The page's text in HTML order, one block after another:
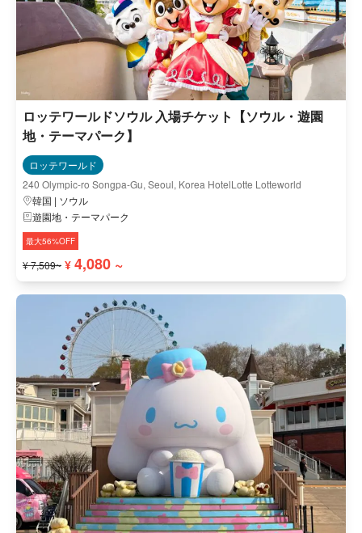
ロッテワールドソウル 入場チケット【ソウル・遊園
地・テーマパーク】
ロッテワールド
240 Olympic-ro Songpa-Gu, Seoul, Korea HotelLotte Lotteworld
韓国 | ソウル
遊園地・テーマパーク
最大56%OFF
¥ 7,509~ ¥ 4,080 ~